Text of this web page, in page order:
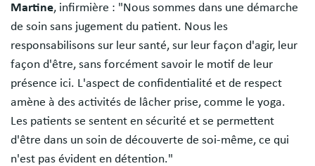
Martine, infirmière : "Nous sommes dans une démarche
de soin sans jugement du patient. Nous les
responsabilisons sur leur santé, sur leur façon d'agir, leur
façon d'être, sans forcément savoir le motif de leur
présence ici. L'aspect de confidentialité et de respect
amène à des activités de lâcher prise, comme le yoga.
Les patients se sentent en sécurité et se permettent
d'être dans un soin de découverte de soi-même, ce qui
n'est pas évident en détention."